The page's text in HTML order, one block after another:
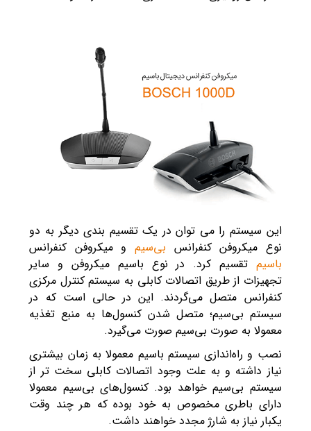
این سیستم را می‌ توان در یک تقسیم‌ بندی دیگر به دو
نوع میکروفن کنفرانس بی‌سیم و میکروفن کنفرانس
باسیم تقسیم کرد. در نوع باسیم میکروفن و سایر
تجهیزات از طریق اتصالات کابلی به سیستم کنترل مرکزی
کنفرانس متصل می‌گردند. این در حالی است که در
سیستم بی‌سیم؛ متصل شدن کنسول‌ها به منبع تغذیه
معمولا به صورت بی‌سیم صورت می‌گیرد.
نصب و راه‌اندازی سیستم باسیم معمولا به زمان بیشتری
نیاز داشته و به علت وجود اتصالات کابلی سخت‌ تر از
سیستم بی‌سیم خواهد بود. کنسول‌های بی‌سیم معمولا
دارای باطری مخصوص به خود بوده که هر چند وقت
یکبار نیاز به شارژ مجدد خواهند داشت.